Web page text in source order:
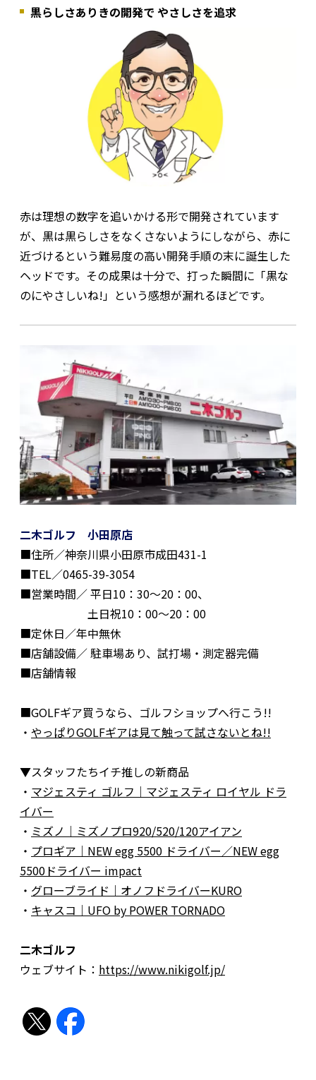
黒らしさありきの開発で やさしさを追求
赤は理想の数字を追いかける形で開発されています
が、黒は黒らしさをなくさないようにしながら、赤に
近づけるという難易度の高い開発手順の末に誕生した
ヘッドです。その成果は十分で、打った瞬間に「黒な
のにやさしいね!」という感想が漏れるほどです。
二木ゴルフ 小田原店
■住所／神奈川県小田原市成田431-1
■TEL／0465-39-3054
■営業時間／ 平日10：30〜20：00、
土日祝10：00〜20：00
■定休日／年中無休
■店舗設備／ 駐車場あり、試打場・測定器完備
■店舗情報
■GOLFギア買うなら、ゴルフショップへ行こう!!
・ やっぱりGOLFギアは見て触って試さないとね!!
▼スタッフたちイチ推しの新商品
・ マジェスティ ゴルフ｜マジェスティ ロイヤル ドラ
イバー
・ ミズノ｜ミズノプロ920/520/120アイアン
・ プロギア｜NEW egg 5500 ドライバー／NEW egg
5500ドライバー impact
・ グローブライド｜オノフドライバーKURO
・ キャスコ｜UFO by POWER TORNADO
二木ゴルフ
ウェブサイト： https://www.nikigolf.jp/